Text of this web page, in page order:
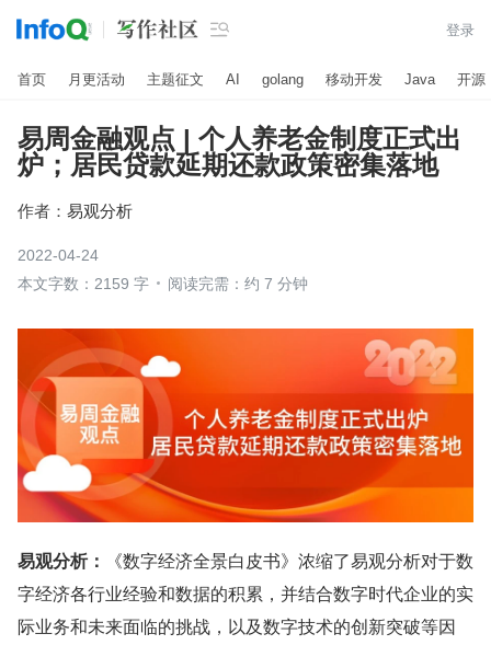
 登录
首页 月更活动 主题征文 AI golang 移动开发 Java 开源
易周金融观点 | 个人养老金制度正式出
炉；居民贷款延期还款政策密集落地
作者： 易观分析
2022-04-24
本文字数：2159 字
阅读完需：约 7 分钟
易观分析：
《数字经济全景白皮书》浓缩了易观分析对于数
字经济各行业经验和数据的积累，并结合数字时代企业的实
际业务和未来面临的挑战，以及数字技术的创新突破等因